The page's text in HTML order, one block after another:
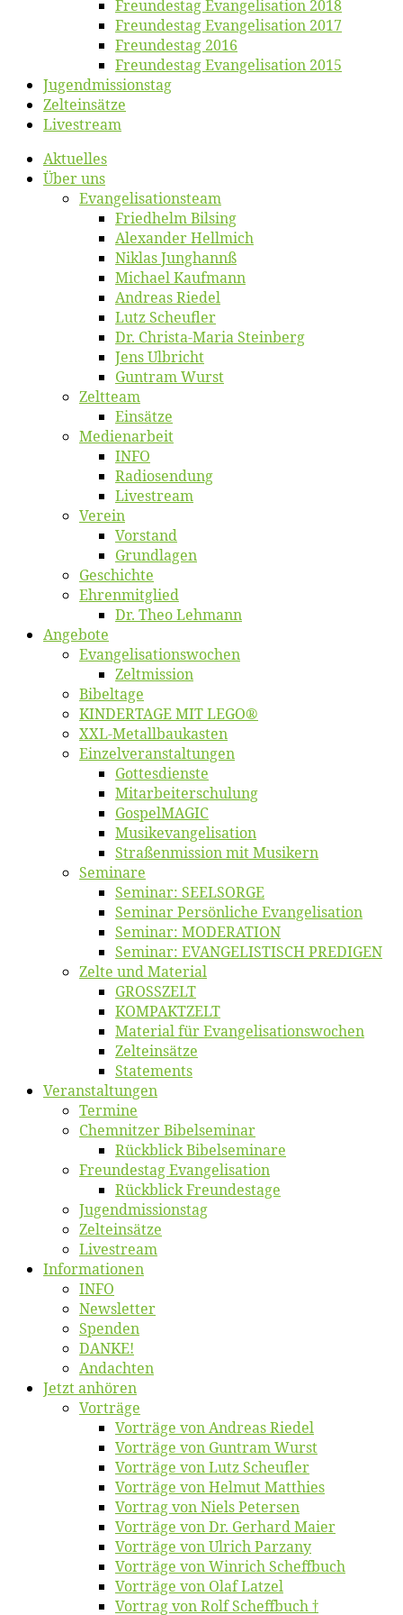
Freun­des­tag Evan­ge­li­sa­ti­on 2018
Freun­des­tag Evan­ge­li­sa­ti­on 2017
Freun­des­tag 2016
Freun­des­tag Evan­ge­li­sa­ti­on 2015
Jugend­mis­sions­tag
Zelt­ein­sät­ze
Live­stream
Ak­tu­el­les
Über uns
Evangelisa­tions­team
Fried­helm Bilsing
Alex­an­der Hellmich
Ni­klas Junghannß
Mi­cha­el Kaufmann
An­dre­as Riedel
Lutz Scheuf­ler
Dr. Chris­­ta-Ma­ria Steinberg
Jens Ulb­richt
Gun­tram Wurst
Zelt­team
Ein­sät­ze
Me­di­en­ar­beit
INFO
Ra­dio­sen­dung
Live­stream
Ver­ein
Vor­stand
Grund­la­gen
Ge­schich­te
Eh­ren­mit­glied
Dr. Theo Lehmann
An­ge­bo­te
Evangelisa­tions­wo­chen
Zelt­mis­si­on
Bi­bel­ta­ge
KINDERTAGE MIT LEGO®
XXL-Me­­tal­l­­bau­­kas­­ten
Einzelver­an­stal­tungen
Got­tes­diens­te
Mitarbeiter­schulung
Gos­pel­MA­GIC
Musikevan­ge­li­sa­tion
Straßenmis­sion mit Musikern
Se­mi­na­re
Se­mi­nar: SEELSORGE
Se­mi­nar Per­sön­li­che Evangelisation
Se­mi­nar: MODERATION
Se­mi­nar: EVANGELISTISCH PREDIGEN
Zel­te und Material
GROSSZELT
KOMPAKTZELT
Ma­te­ri­al für Evangelisationswochen
Zelt­ein­sät­ze
State­ments
Ver­an­stal­tun­gen
Ter­mi­ne
Chemnit­zer Bibelseminar
Rück­blick Bibelseminare
Freun­des­tag Evangelisation
Rück­blick Freundestage
Jugend­mis­sions­tag
Zelt­ein­sät­ze
Live­stream
Informatio­nen
INFO
News­let­ter
Spen­den
DANKE!
An­dach­ten
Jetzt an­hö­ren
Vor­trä­ge
Vor­trä­ge von An­dre­as Riedel
Vor­trä­ge von Gun­tram Wurst
Vor­trä­ge von Lutz Scheufler
Vor­trä­ge von Hel­mut Matthies
Vor­trag von Niels Petersen
Vor­trä­ge von Dr. Ger­hard Maier
Vor­trä­ge von Ul­rich Parzany
Vor­trä­ge von Win­rich Scheffbuch
Vor­trä­ge von Olaf Latzel
Vor­trag von Rolf Scheffbuch †